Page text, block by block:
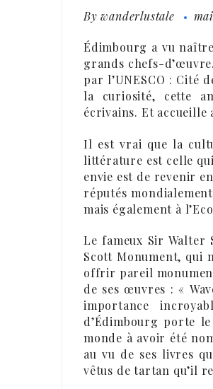
Bywanderlustale
Édimbourg a vu
grands chefs-
par l’UNESCO : Cité
la curiosité, cette
écrivains. Et
Il est vrai que la
littérature est celle
envie est de revenir
réputés
mais également à
Le fameux Sir Walter
Scott Monument, qui
offrir pareil
de ses œuvres : «
importance
d’Édimbourg porte
monde à avoir été
au vu de ses livres
vêtus de tartan qu’il